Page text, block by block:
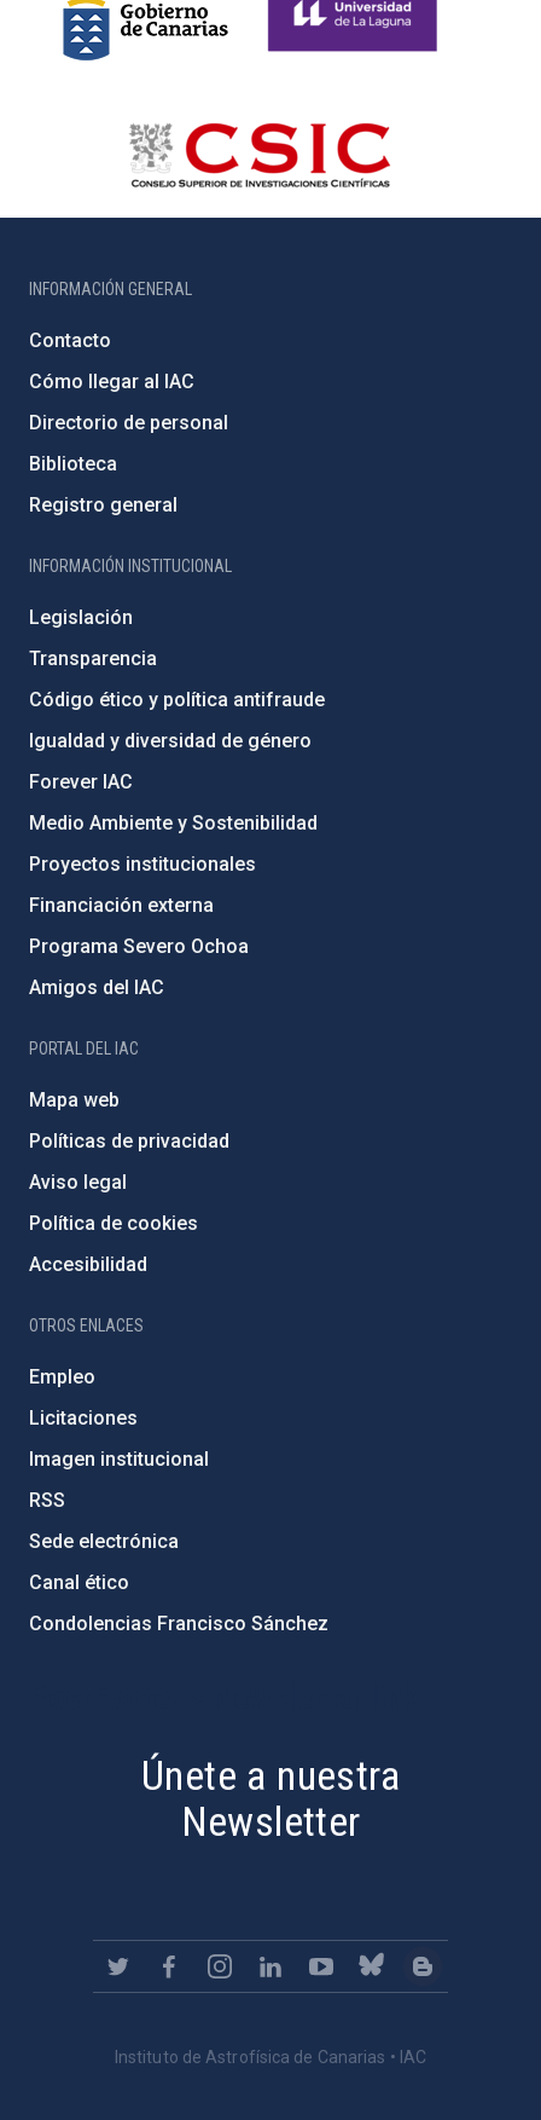
INFORMACIÓN GENERAL
Contacto
Cómo llegar al IAC
Directorio de personal
Biblioteca
Registro general
INFORMACIÓN INSTITUCIONAL
Legislación
Transparencia
Código ético y política antifraude
Igualdad y diversidad de género
Forever IAC
Medio Ambiente y Sostenibilidad
Proyectos institucionales
Financiación externa
Programa Severo Ochoa
Amigos del IAC
PORTAL DEL IAC
Mapa web
Políticas de privacidad
Aviso legal
Política de cookies
Accesibilidad
OTROS ENLACES
Empleo
Licitaciones
Imagen institucional
RSS
Sede electrónica
Canal ético
Condolencias Francisco Sánchez
Únete a nuestra
Newsletter
Instituto de Astrofísica de Canarias • IAC